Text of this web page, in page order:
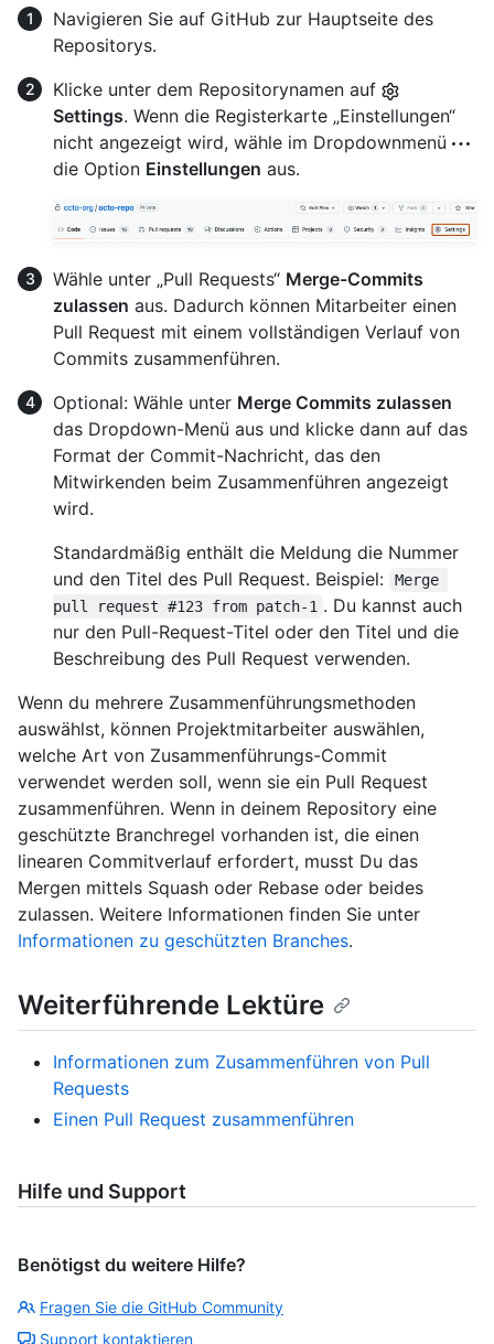
Navigieren Sie auf GitHub zur Hauptseite des
Repositorys.
Klicke unter dem Repositorynamen auf
Settings. Wenn die Registerkarte „Einstellungen“
nicht angezeigt wird, wähle im Dropdownmenü
die Option Einstellungen aus.
Wähle unter „Pull Requests“ Merge-Commits
zulassen aus. Dadurch können Mitarbeiter einen
Pull Request mit einem vollständigen Verlauf von
Commits zusammenführen.
Optional: Wähle unter Merge Commits zulassen
das Dropdown-Menü aus und klicke dann auf das
Format der Commit-Nachricht, das den
Mitwirkenden beim Zusammenführen angezeigt
wird.
Standardmäßig enthält die Meldung die Nummer
und den Titel des Pull Request. Beispiel:
Merge
pull request #123 from patch-1 . Du kannst auch
nur den Pull-Request-Titel oder den Titel und die
Beschreibung des Pull Request verwenden.
Wenn du mehrere Zusammenführungsmethoden
auswählst, können Projektmitarbeiter auswählen,
welche Art von Zusammenführungs-Commit
verwendet werden soll, wenn sie ein Pull Request
zusammenführen. Wenn in deinem Repository eine
geschützte Branchregel vorhanden ist, die einen
linearen Commitverlauf erfordert, musst Du das
Mergen mittels Squash oder Rebase oder beides
zulassen. Weitere Informationen finden Sie unter
Informationen zu geschützten Branches.
Weiterführende Lektüre
Informationen zum Zusammenführen von Pull
Requests
Einen Pull Request zusammenführen
Hilfe und Support
Benötigst du weitere Hilfe?
Fragen Sie die GitHub Community
Support kontaktieren